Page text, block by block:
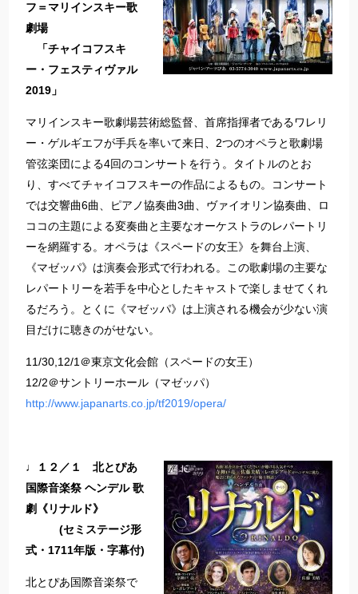
フ＝マリインスキー歌
劇場
「チャイコフスキ
ー・フェスティヴァル
2019」
マリインスキー歌劇場芸術総監督、首席指揮者であるワレリ
ー・ゲルギエフが手兵を率いて来日、2つのオペラと歌劇場
管弦楽団による4回のコンサートを行う。タイトルのとお
り、すべてチャイコフスキーの作品によるもの。コンサート
では交響曲6曲、ピアノ協奏曲3曲、ヴァイオリン協奏曲、ロ
ココの主題による変奏曲と主要なオーケストラのレパートリ
ーを網羅する。オペラは《スペードの女王》を舞台上演、
《マゼッパ》は演奏会形式で行われる。この歌劇場の主要な
レパートリーを若手を中心としたキャストで楽しませてくれ
るだろう。とくに《マゼッパ》は上演される機会が少ない演
目だけに聴きのがせない。
11/30,12/1＠東京文化会館（スペードの女王）
12/2＠サントリーホール（マゼッパ）
http://www.japanarts.co.jp/tf2019/opera/
♩１２／１ 北とぴあ
国際音楽祭 ヘンデル 歌
劇《リナルド》
(セミステージ形
式・1711年版・字幕付)
北とぴあ国際音楽祭で